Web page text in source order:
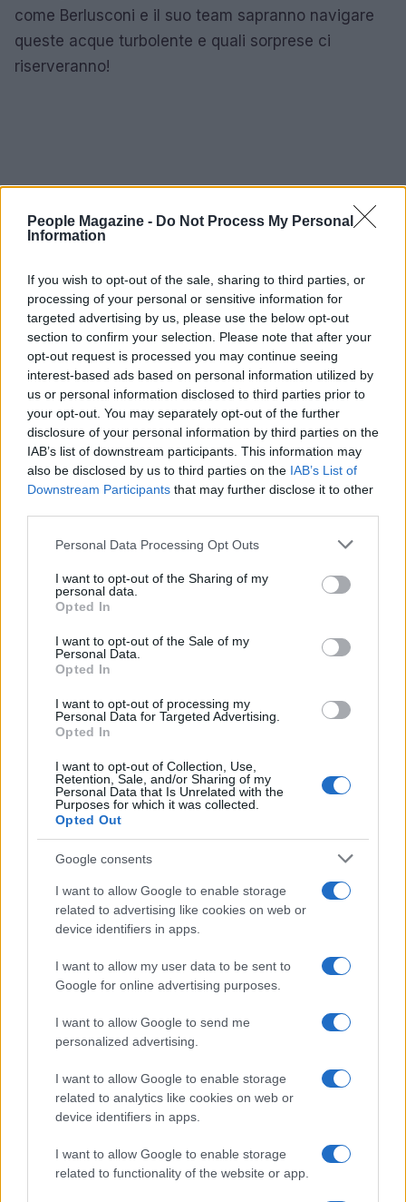
People Magazine - Do Not Process My Personal
Information
If you wish to opt-out of the sale, sharing to third parties, or
processing of your personal or sensitive information for
targeted advertising by us, please use the below opt-out
section to confirm your selection. Please note that after your
opt-out request is processed you may continue seeing
interest-based ads based on personal information utilized by
us or personal information disclosed to third parties prior to
your opt-out. You may separately opt-out of the further
disclosure of your personal information by third parties on the
IAB’s list of downstream participants. This information may
also be disclosed by us to third parties on the IAB’s List of
Downstream Participants that may further disclose it to other
Please note that this website/app uses one or more Google
not limited to your visit or usage behaviour. You may click to
grant or deny consent to Google and its third-party tags to
use your data for below specified purposes in below Google
consent section.
Personal Data Processing Opt Outs
I want to opt-out of the Sharing of my
personal data.
Opted In
I want to opt-out of the Sale of my
Personal Data.
Opted In
I want to opt-out of processing my
Personal Data for Targeted Advertising.
Opted In
I want to opt-out of Collection, Use,
Retention, Sale, and/or Sharing of my
Personal Data that Is Unrelated with the
Purposes for which it was collected.
Opted Out
Google consents
I want to allow Google to enable storage
related to advertising like cookies on web or
device identifiers in apps.
I want to allow my user data to be sent to
Google for online advertising purposes.
I want to allow Google to send me
personalized advertising.
I want to allow Google to enable storage
related to analytics like cookies on web or
device identifiers in apps.
I want to allow Google to enable storage
related to functionality of the website or app.
come Berlusconi e il suo team sapranno navigare
queste acque turbolente e quali sorprese ci
riserveranno!
AUTORE
AiAdhubMedia
Continua a leggere
PEOPLE NEWS